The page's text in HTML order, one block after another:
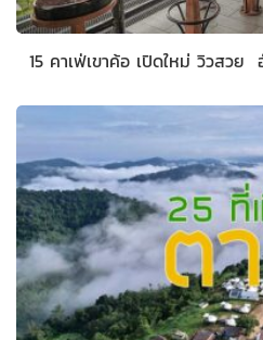
15 คาเฟ่เขาค้อ เปิดใหม่ วิวสวย